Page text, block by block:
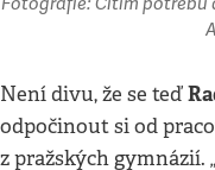
Není divu, že se teď
odpočinout si od
z pražských gymnázií.